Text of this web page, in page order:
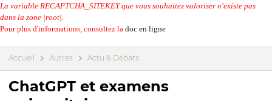
La variable RECAPTCHA_SITEKEY que vous souhaitez valoriser n'existe pas
dans la zone |root|.
Pour plus d'informations, consultez la doc en ligne
Accueil Autres Actu & Débats
ChatGPT et examens